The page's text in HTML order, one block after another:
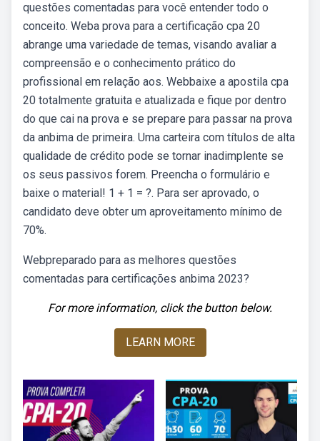
questões comentadas para você entender todo o
conceito. Weba prova para a certificação cpa 20
abrange uma variedade de temas, visando avaliar a
compreensão e o conhecimento prático do
profissional em relação aos. Webbaixe a apostila cpa
20 totalmente gratuita e atualizada e fique por dentro
do que cai na prova e se prepare para passar na prova
da anbima de primeira. Uma carteira com títulos de alta
qualidade de crédito pode se tornar inadimplente se
os seus passivos forem. Preencha o formulário e
baixe o material! 1 + 1 = ?. Para ser aprovado, o
candidato deve obter um aproveitamento mínimo de
70%.
Webpreparado para as melhores questões
comentadas para certificações anbima 2023?
For more information, click the button below.
LEARN MORE